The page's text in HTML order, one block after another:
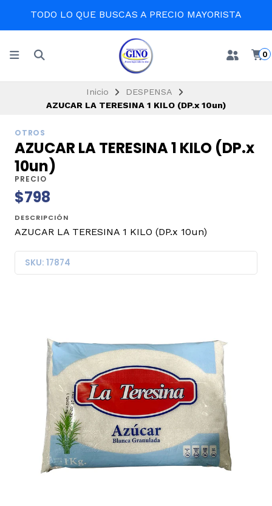
TODO LO QUE BUSCAS A PRECIO MAYORISTA
0
Inicio
DESPENSA
AZUCAR LA TERESINA 1 KILO (DP.x 10un)
OTROS
AZUCAR LA TERESINA 1 KILO (DP.x
10un)
PRECIO
$798
DESCRIPCIÓN
AZUCAR LA TERESINA 1 KILO (DP.x 10un)
SKU: 17874